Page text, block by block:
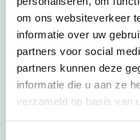
om ons websiteverkeer
informatie over uw
partners voor social
partners kunnen deze
informatie die u aan ze
verzameld op basis van
Museum van de
Hoe keken jouw opa
de eerste telefoon er
commodore64? Je